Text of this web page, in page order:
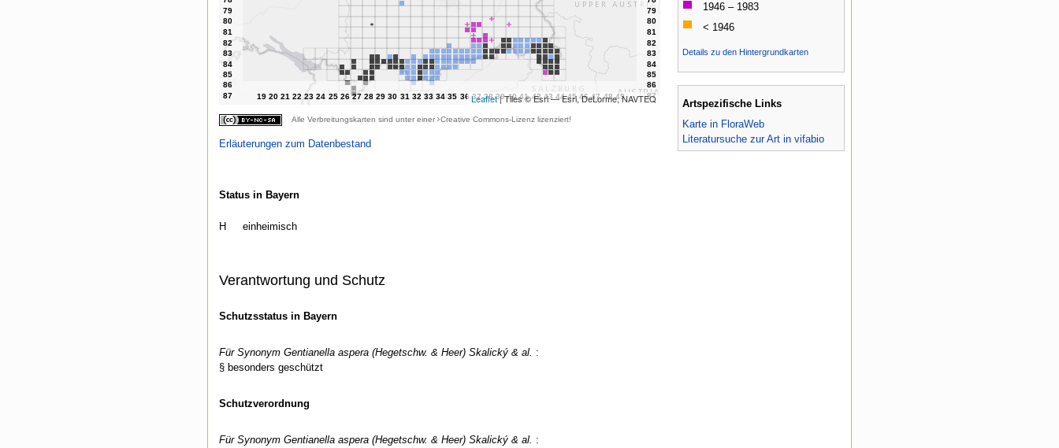
Leaflet| Tiles © Esri — Esri, DeLorme, NAVTEQ
Alle Verbreitungskarten sind unter einer Creative Commons-Lizenz lizenziert!
Erläuterungen zum Datenbestand
Status in Bayern
H einheimisch
Verantwortung und Schutz
Schutzsstatus in Bayern
Für Synonym Gentianella aspera (Hegetschw. & Heer) Skalický & al. :
§ besonders geschützt
Schutzverordnung
Für Synonym Gentianella aspera (Hegetschw. & Heer) Skalický & al. :
1946 – 1983
< 1946
Details zu den Hintergrundkarten
Artspezifische Links
Karte in FloraWeb
Literatursuche zur Art in vifabio